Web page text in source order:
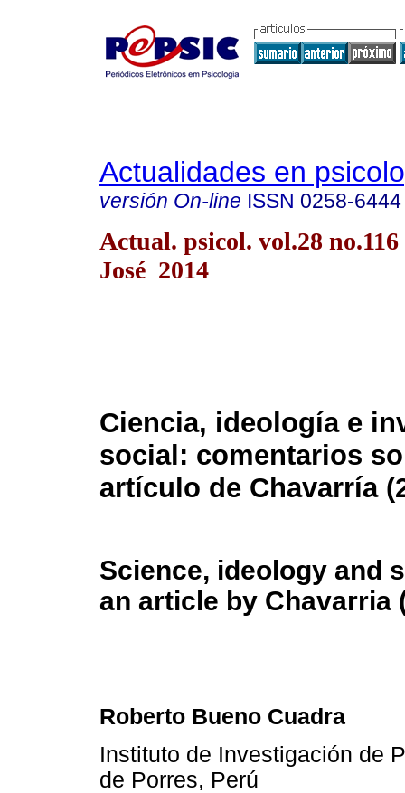
Actualidades en
versión On-line ISSN 0258-6444
Actual. psicol. vol.28 no.116
José 2014
Ciencia, ideología e
social: comentarios
artículo de Chavarría
Science, ideology and
an article by Chavarria
Roberto Bueno Cuadra
Instituto de Investigación de
de Porres, Perú